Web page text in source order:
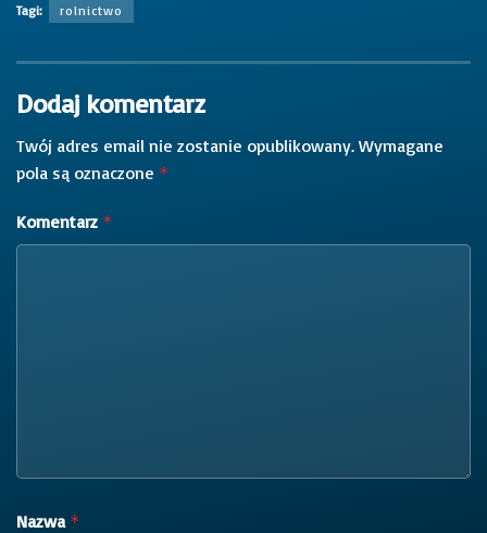
Tagi: rolnictwo
Dodaj komentarz
Twój adres email nie zostanie opublikowany. Wymagane
pola są oznaczone *
Komentarz *
Nazwa *